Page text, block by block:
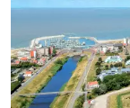
Nieuwvliet-
Bad
Zonneweelde
Zwinhoeve
Hotels